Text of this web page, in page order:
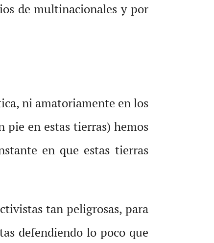
de multinacionales y por
ni amatoriamente en los
pie en estas tierras) hemos
en que estas tierras
tan peligrosas, para
defendiendo lo poco que